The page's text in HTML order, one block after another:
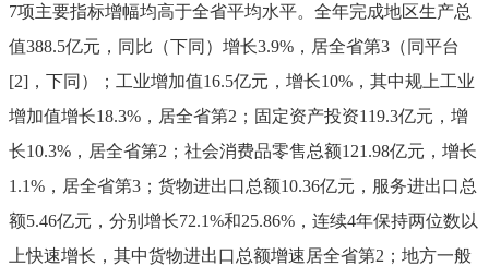
7项主要指标增幅均高于全省平均水平。全年完成地区生产总
值388.5亿元，同比 （下同） 增长3.9% ，居全省第3 （同平台
[2] ，下同）；工业增加值16.5亿元，增长10% ，其中规上工业
增加值增长18.3% ，居全省第2 ；固定资产投资119.3亿元，增
长10.3% ，居全省第2 ；社会消费品零售总额121.98亿元，增长
1.1% ，居全省第3 ；货物进出口总额10.36亿元，服务进出口总
额5.46亿元，分别增长72.1%和25.86% ，连续4年保持两位数以
上快速增长 ，其中货物进出口总额增速居全省第2 ；地方一般